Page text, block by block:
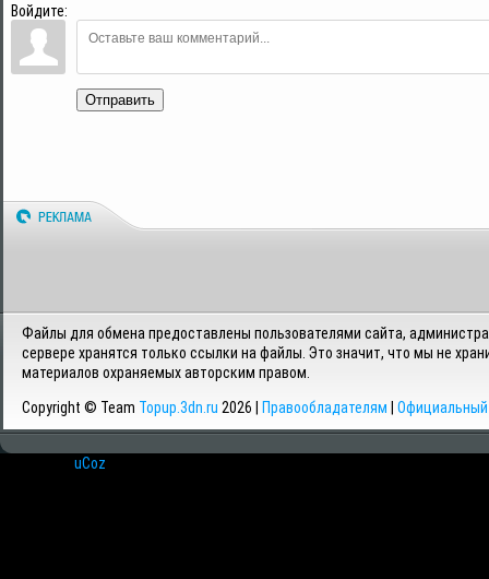
Войдите:
Отправить
Файлы для обмена предоставлены пользователями сайта,
сервере хранятся только ссылки на файлы. Это значит, что мы не
материалов охраняемых авторским правом.
Copyright © Team Topup.3dn.ru 2026 | Правообладателям Официальный
uCoz